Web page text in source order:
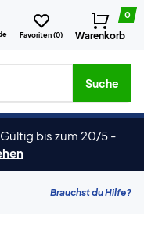
Favoriten (0)
0
Warenkorb
usw.
Suche
Gültig bis zum 20/5 -
Brauchst du Hilfe?